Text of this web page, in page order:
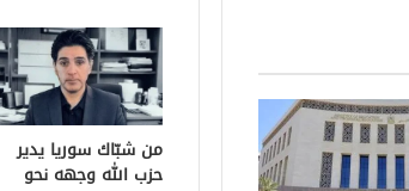
من شبّاك سوريا يدير
حزب الله وجهه نحو